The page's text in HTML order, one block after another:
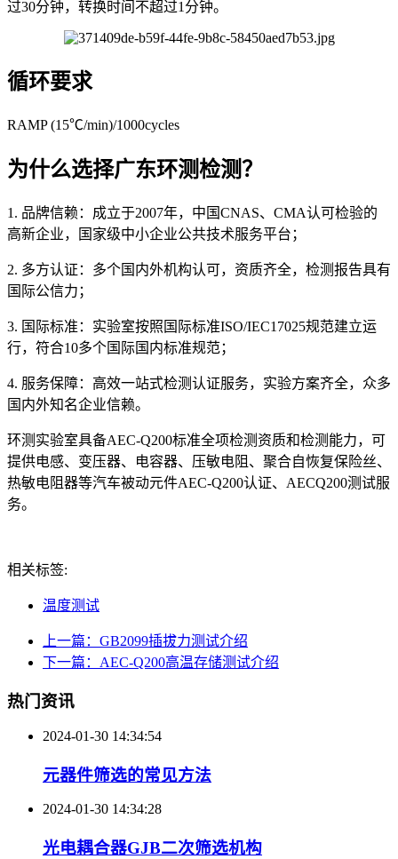
过30分钟，转换时间不超过1分钟。
循环要求
RAMP (15℃/min)/1000cycles
为什么选择广东环测检测？
1. 品牌信赖：成立于2007年，中国CNAS、CMA认可检验的
高新企业，国家级中小企业公共技术服务平台；
2. 多方认证：多个国内外机构认可，资质齐全，检测报告具有
国际公信力；
3. 国际标准：实验室按照国际标准ISO/IEC17025规范建立运
行，符合10多个国际国内标准规范；
4. 服务保障：高效一站式检测认证服务，实验方案齐全，众多
国内外知名企业信赖。
环测实验室具备AEC-Q200标准全项检测资质和检测能力，可
提供电感、变压器、电容器、压敏电阻、聚合自恢复保险丝、
热敏电阻器等汽车被动元件AEC-Q200认证、AECQ200测试服
务。
相关标签:
温度测试
上一篇：GB2099插拔力测试介绍
下一篇：AEC-Q200高温存储测试介绍
热门资讯
2024-01-30 14:34:54
元器件筛选的常见方法
2024-01-30 14:34:28
光电耦合器GJB二次筛选机构